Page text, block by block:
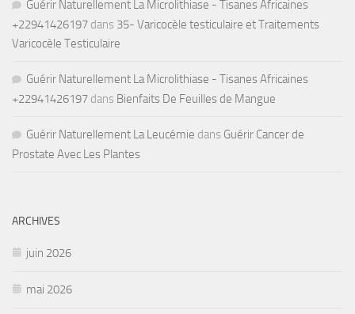
Guérir Naturellement La Microlithiase - Tisanes Africaines
+22941426197 dans 35- Varicocèle testiculaire et Traitements
Varicocèle Testiculaire
Guérir Naturellement La Microlithiase - Tisanes Africaines
+22941426197 dans Bienfaits De Feuilles de Mangue
Guérir Naturellement La Leucémie dans Guérir Cancer de
Prostate Avec Les Plantes
ARCHIVES
juin 2026
mai 2026